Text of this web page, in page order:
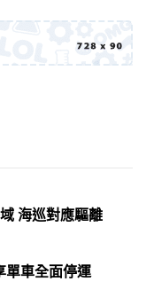
海巡對應驅離
單車全面停運